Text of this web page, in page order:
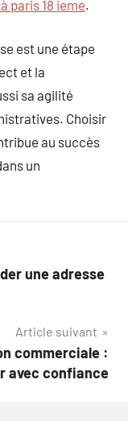
paris 18 ieme.
est une étape
et la
sa agilité
Choisir
au succès
un
une adresse
Article suivant
commerciale :
avec confiance